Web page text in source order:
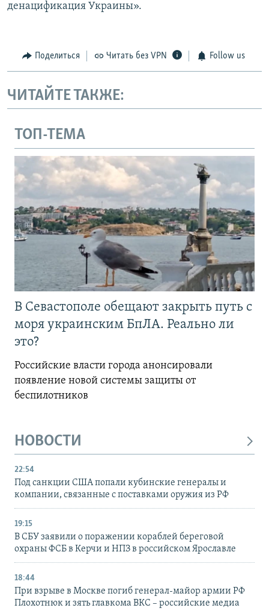
денацификация Украины».
Поделиться Читать без VPN Follow us
ЧИТАЙТЕ ТАКЖЕ:
ТОП-ТЕМА
В Севастополе обещают закрыть путь с
моря украинским БпЛА. Реально ли
это?
Российские власти города анонсировали
появление новой системы защиты от
беспилотников
НОВОСТИ
22:54
Под санкции США попали кубинские генералы и
компании, связанные с поставками оружия из РФ
19:15
В СБУ заявили о поражении кораблей береговой
охраны ФСБ в Керчи и НПЗ в российском Ярославле
18:44
При взрыве в Москве погиб генерал-майор армии РФ
Плохотнюк и зять главкома ВКС – российские медиа